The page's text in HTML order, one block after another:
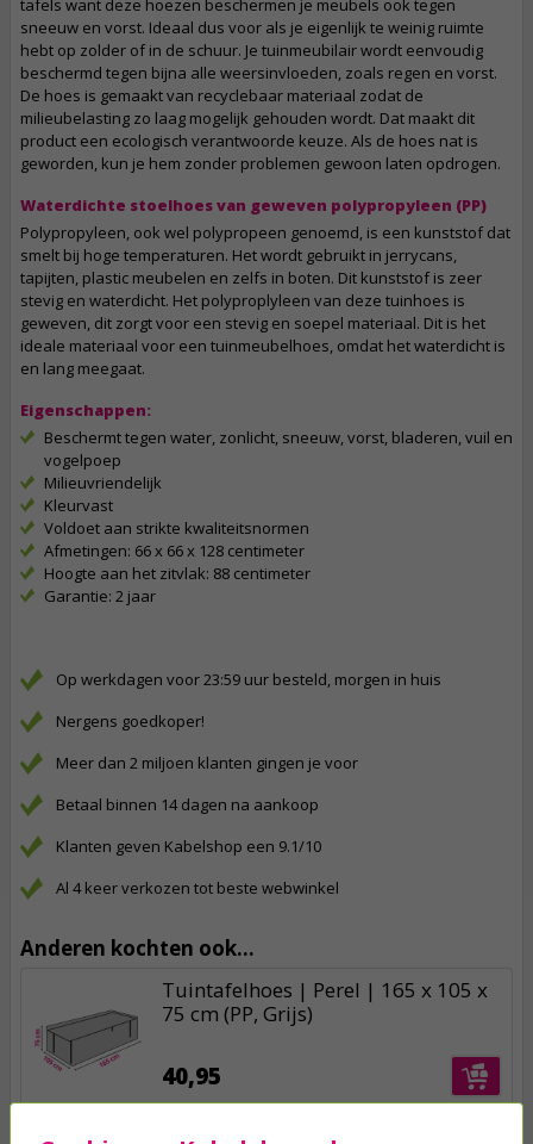
tafels want deze hoezen beschermen je meubels ook tegen
sneeuw en vorst. Ideaal dus voor als je eigenlijk te weinig ruimte
hebt op zolder of in de schuur. Je tuinmeubilair wordt eenvoudig
beschermd tegen bijna alle weersinvloeden, zoals regen en vorst.
De hoes is gemaakt van recyclebaar materiaal zodat de
milieubelasting zo laag mogelijk gehouden wordt. Dat maakt dit
product een ecologisch verantwoorde keuze. Als de hoes nat is
geworden, kun je hem zonder problemen gewoon laten opdrogen.
Waterdichte stoelhoes van geweven polypropyleen (PP)
Polypropyleen, ook wel polypropeen genoemd, is een kunststof dat
smelt bij hoge temperaturen. Het wordt gebruikt in jerrycans,
tapijten, plastic meubelen en zelfs in boten. Dit kunststof is zeer
stevig en waterdicht. Het polyproplyleen van deze tuinhoes is
geweven, dit zorgt voor een stevig en soepel materiaal. Dit is het
ideale materiaal voor een tuinmeubelhoes, omdat het waterdicht is
en lang meegaat.
Eigenschappen:
Beschermt tegen water, zonlicht, sneeuw, vorst, bladeren, vuil en
vogelpoep
Milieuvriendelijk
Kleurvast
Voldoet aan strikte kwaliteitsnormen
Afmetingen: 66 x 66 x 128 centimeter
Hoogte aan het zitvlak: 88 centimeter
Garantie: 2 jaar
Op werkdagen voor 23:59 uur besteld, morgen in huis
Nergens goedkoper!
Meer dan 2 miljoen klanten gingen je voor
Betaal binnen 14 dagen na aankoop
Klanten geven Kabelshop een 9.1/10
Al 4 keer verkozen tot beste webwinkel
Anderen kochten ook...
Tuintafelhoes | Perel | 165 x 105 x
75 cm (PP, Grijs)
40,95